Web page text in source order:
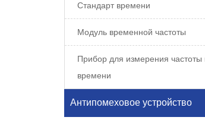
Стандарт времени
Модуль временной частоты
Прибор для измерения частоты
времени
Антипомеховое устройство